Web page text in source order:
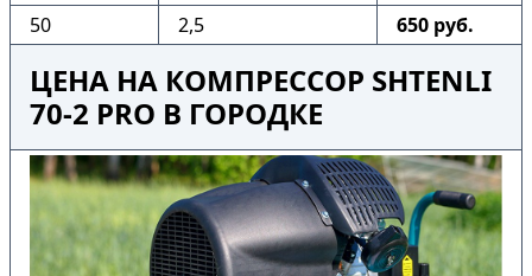
50
2,5 650 руб.
ЦЕНА НА КОМПРЕССОР SHTENLI
70-2 PRO В ГОРОДКЕ